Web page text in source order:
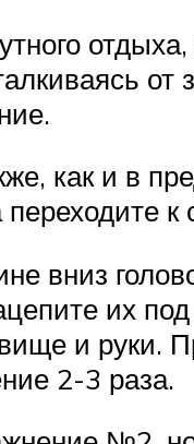
как и в
переходите
вниз
их
и руки.
2-3 раза.